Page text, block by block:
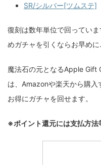
SR/シルバー[ツムステ]
復刻は数年単位で回ってい
めガチャを引くならお早めに
魔法石の元となるApple Gift
は、Amazonや楽天から購入
お得にガチャを回せます。
※ポイント還元には支払方法